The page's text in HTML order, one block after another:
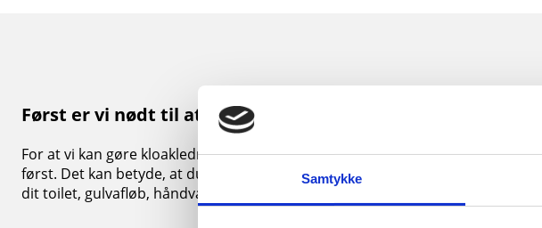
Samtykke
Først er vi nødt til at højtryksspule kloakledningen …
For at vi kan gøre kloakledningerne klar til strømpeforingen, skal de
først. Det kan betyde, at du vil opleve lugtgener, og der kan komme vand op
dit toilet, gulvafløb, håndvask eller badekar.